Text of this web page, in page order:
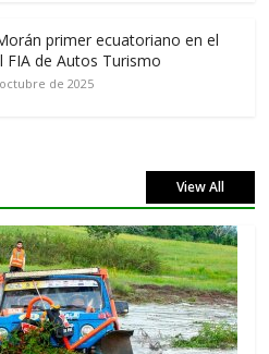
primer ecuatoriano en el
FIA de Autos Turismo
de 2025
View All